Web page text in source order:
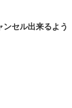
セル出来るよう